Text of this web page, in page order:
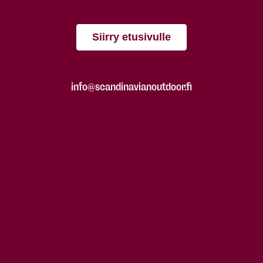
Siirry etusivulle
info@scandinavianoutdoor.fi